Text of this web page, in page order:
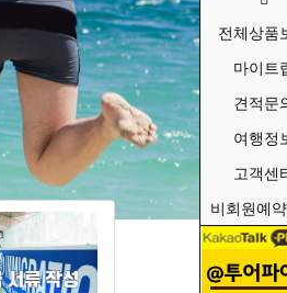
전체상품
마이트
견적문
여행정
고객센
비회원예